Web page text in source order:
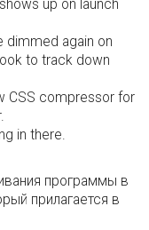
up on launch
dimmed again on
to track down
CSS compressor for
in there.
программы в
прилагается в